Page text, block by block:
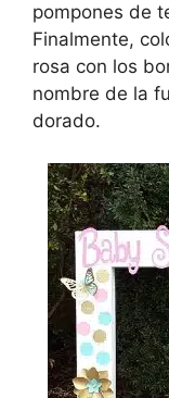
pompones de
Finalmente,
rosa con los
nombre de la
dorado.